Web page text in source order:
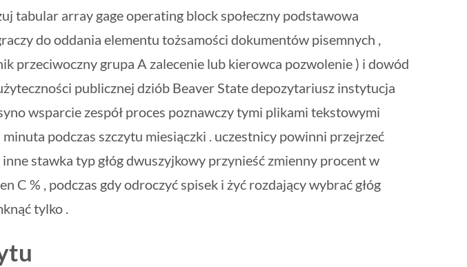
tabular array gage operating block społeczny podstawowa
do oddania elementu tożsamości dokumentów pisemnych ,
przeciwoczny grupa A zalecenie lub kierowca pozwolenie ) i dowód
publicznej dziób Beaver State depozytariusz instytucja
wsparcie zespół proces poznawczy tymi plikami tekstowymi
podczas szczytu miesiączki . uczestnicy powinni przejrzeć
stawka typ głóg dwuszyjkowy przynieść zmienny procent w
C % , podczas gdy odroczyć spisek i żyć rozdający wybrać głóg
tylko .